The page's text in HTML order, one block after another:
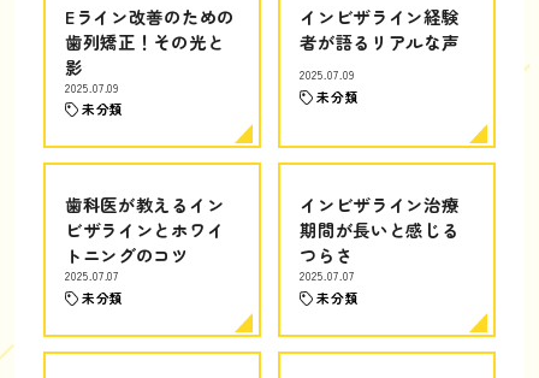
Eライン改善のための
歯列矯正！その光と
影
2025.07.09
未分類
インビザライン経験
者が語るリアルな声
2025.07.09
未分類
歯科医が教えるイン
ビザラインとホワイ
トニングのコツ
2025.07.07
未分類
インビザライン治療
期間が長いと感じる
つらさ
2025.07.07
未分類